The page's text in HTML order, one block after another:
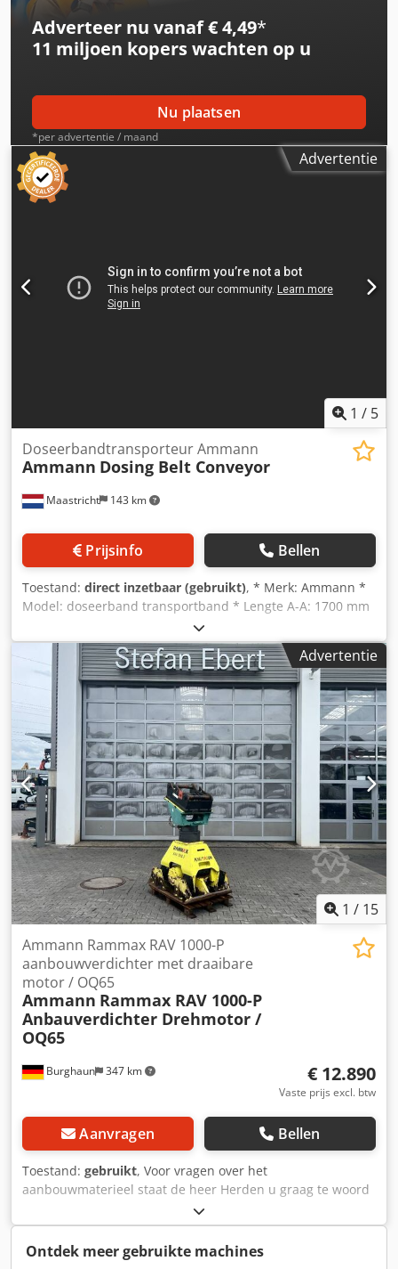
Adverteer nu vanaf € 4,49*
11 miljoen koperswachten op u
Nu plaatsen
*per advertentie / maand
Advertentie
1 / 5
Maastricht 143 km
Doseerbandtransporteur Ammann
Ammann Dosing Belt Conveyor
Prijsinfo Bellen
Toestand: direct inzetbaar (gebruikt), * Merk: Ammann *
Model: doseerband transportband * Lengte A-A: 1700 mm
* Bandbreedte: 650 mm Dedpoywm I Njfx Ad Nokr *
Aandrijving: 1,5 kW tandwielkast * Op voorraad: 6 stuks.
Advertentie
1 / 15
Burghaun 347 km
Ammann Rammax RAV 1000-P
aanbouwverdichter met draaibare
motor / OQ65
Ammann Rammax RAV 1000-P
Anbauverdichter Drehmotor /
OQ65
€ 12.890
Vaste prijs excl. btw
Aanvragen Bellen
Toestand: gebruikt, Voor vragen over het
aanbouwmaterieel staat de heer Herden u graag te woord
(bereikbaar via telefoonnummer: …). Ammann Rammax
RAV 1000-P aanbouwverdichter / inclusief OilQuick OQ65 /
inclusief draaimotor / 18 – 40 ton / bouwjaar ca. 2007 –
helaas geen typeplaatje meer aanwezig / op voorraad &
Ontdek meer gebruikte machines